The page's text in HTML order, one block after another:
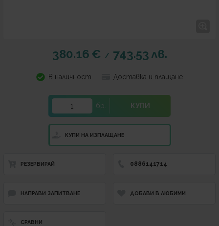
380.16 € / 743.53лв.
В наличност Доставка и плащане
бр. КУПИ
КУПИ НА ИЗПЛАЩАНЕ
РЕЗЕРВИРАЙ 0886141714
НАПРАВИ ЗАПИТВАНЕ ДОБАВИ В ЛЮБИМИ
СРАВНИ